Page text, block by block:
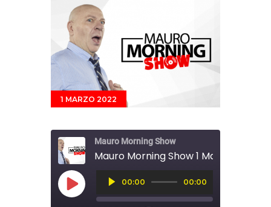
1 MARZO 2022
Mauro Morning Show
Mauro Morning Show 1 Marzo 2022
PLAY EPISODE
Audio
Player00:00 00:00